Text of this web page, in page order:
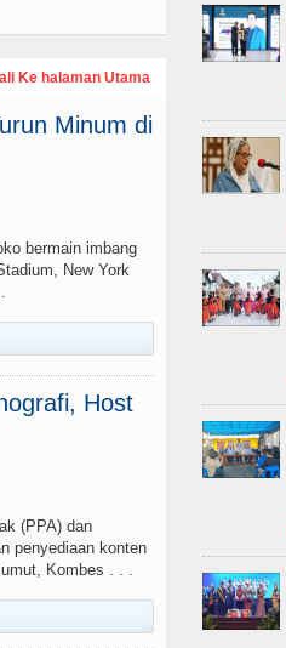
Ke halaman Utama
Minum di
bermain imbang
New York
Host
(PPA) dan
penyediaan konten
Kombes . . .